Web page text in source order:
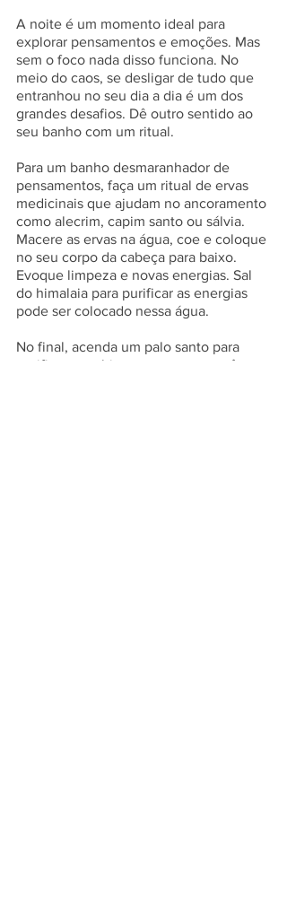
A noite é um momento ideal para
explorar pensamentos e emoções. Mas
sem o foco nada disso funciona. No
meio do caos, se desligar de tudo que
entranhou no seu dia a dia é um dos
grandes desafios. Dê outro sentido ao
seu banho com um ritual.
Para um banho desmaranhador de
pensamentos, faça um ritual de ervas
medicinais que ajudam no ancoramento
como alecrim, capim santo ou sálvia.
Macere as ervas na água, coe e coloque
no seu corpo da cabeça para baixo.
Evoque limpeza e novas energias. Sal
do himalaia para purificar as energias
pode ser colocado nessa água.
No final, acenda um palo santo para
purificar o ambiente e ancorar você no